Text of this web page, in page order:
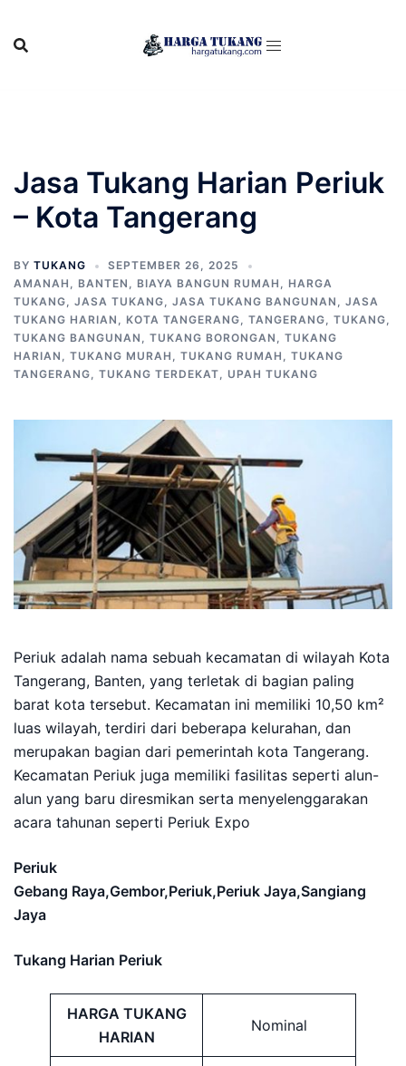
content
Jasa Tukang Harian Periuk
– Kota Tangerang
BY TUKANG
SEPTEMBER 26, 2025
AMANAH , BANTEN , BIAYA BANGUN RUMAH , HARGA
TUKANG, JASA TUKANG, JASA TUKANG BANGUNAN , JASA
TUKANG HARIAN , KOTA TANGERANG, TANGERANG, TUKANG,
TUKANG BANGUNAN , TUKANG BORONGAN , TUKANG
HARIAN , TUKANG MURAH , TUKANG RUMAH , TUKANG
TANGERANG, TUKANG TERDEKAT, UPAH TUKANG
Periuk adalah nama sebuah kecamatan di wilayah Kota
Tangerang, Banten, yang terletak di bagian paling
barat kota tersebut. Kecamatan ini memiliki 10,50 km²
luas wilayah, terdiri dari beberapa kelurahan, dan
merupakan bagian dari pemerintah kota Tangerang.
Kecamatan Periuk juga memiliki fasilitas seperti alun-
alun yang baru diresmikan serta menyelenggarakan
acara tahunan seperti Periuk Expo
Periuk
Gebang Raya,Gembor,Periuk,Periuk Jaya,Sangiang
Jaya
Tukang Harian Periuk
HARGA TUKANG
HARIAN
Nominal